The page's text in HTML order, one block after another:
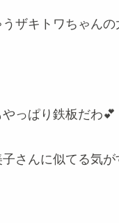
ザキトワちゃん
っぱり鉄板だわ💕
さんに似てる気が